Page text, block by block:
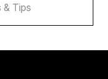
& Tips